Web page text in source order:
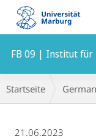
Mobile-
Navigation
FB 09 | Institut für
Breadcrumb-
Navigation
Startseite
21.06.2023